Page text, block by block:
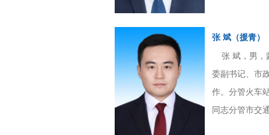
张 斌（援青）
张 斌，男，
委副书记、市
作。分管火车
同志分管市交